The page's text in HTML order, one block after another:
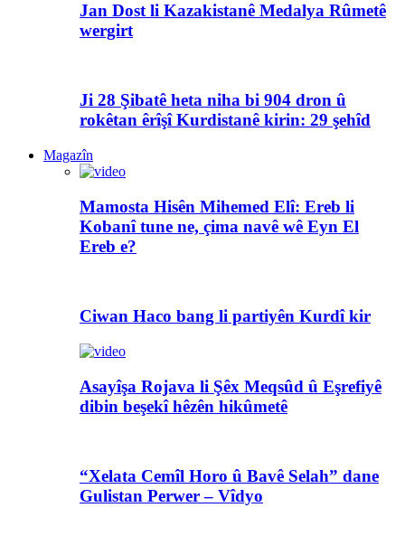
Jan Dost li Kazakistanê Medalya Rûmetê
wergirt
Ji 28 Şibatê heta niha bi 904 dron û
rokêtan êrîşî Kurdistanê kirin: 29 şehîd
Magazîn
Mamosta Hisên Mihemed Elî: Ereb li
Kobanî tune ne, çima navê wê Eyn El
Ereb e?
Ciwan Haco bang li partiyên Kurdî kir
Asayîşa Rojava li Şêx Meqsûd û Eşrefiyê
dibin beşekî hêzên hikûmetê
“Xelata Cemîl Horo û Bavê Selah” dane
Gulistan Perwer – Vîdyo